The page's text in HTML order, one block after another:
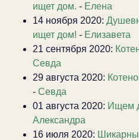
ищет дом. - Елена
14 ноября 2020:
ищет дом! - Елизавета
21 сентября 2020:
Севда
29 августа 2020:
- Севда
01 августа 2020: Ищем
Александра
16 июля 2020: